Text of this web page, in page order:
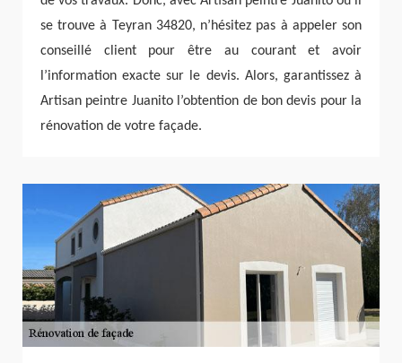
se trouve à Teyran 34820, n’hésitez pas à appeler son
conseillé client pour être au courant et avoir
l’information exacte sur le devis. Alors, garantissez à
Artisan peintre Juanito l’obtention de bon devis pour la
rénovation de votre façade.